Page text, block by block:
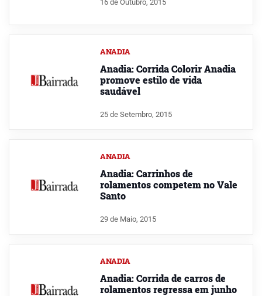
16 de Outubro, 2015
ANADIA
Anadia: Corrida Colorir Anadia
promove estilo de vida
saudável
25 de Setembro, 2015
ANADIA
Anadia: Carrinhos de
rolamentos competem no Vale
Santo
29 de Maio, 2015
ANADIA
Anadia: Corrida de carros de
rolamentos regressa em junho